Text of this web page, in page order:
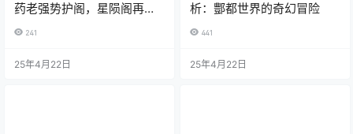
药老强势护阁，星陨阁再迎
发展契机
241
25年4月22日
析：酆都世界的奇幻冒险
441
25年4月22日